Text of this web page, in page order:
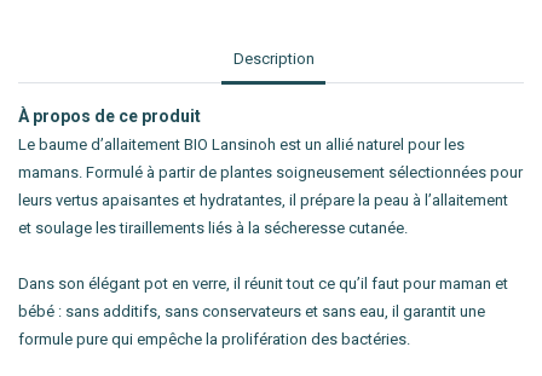
Description
À propos de ce produit
Le baume d’allaitement BIO Lansinoh est un allié naturel pour les
mamans. Formulé à partir de plantes soigneusement sélectionnées pour
leurs vertus apaisantes et hydratantes, il prépare la peau à l’allaitement
et soulage les tiraillements liés à la sécheresse cutanée.
Dans son élégant pot en verre, il réunit tout ce qu’il faut pour maman et
bébé : sans additifs, sans conservateurs et sans eau, il garantit une
formule pure qui empêche la prolifération des bactéries.